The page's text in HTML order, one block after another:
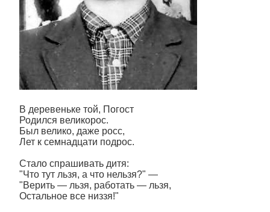
В деревеньке той, Погост
Родился великорос.
Был велико, даже росс,
Лет к семнадцати подрос.
Стало спрашивать дитя:
"Что тут льзя, а что нельзя?" —
"Верить — льзя, работать — льзя,
Остальное все низзя!"